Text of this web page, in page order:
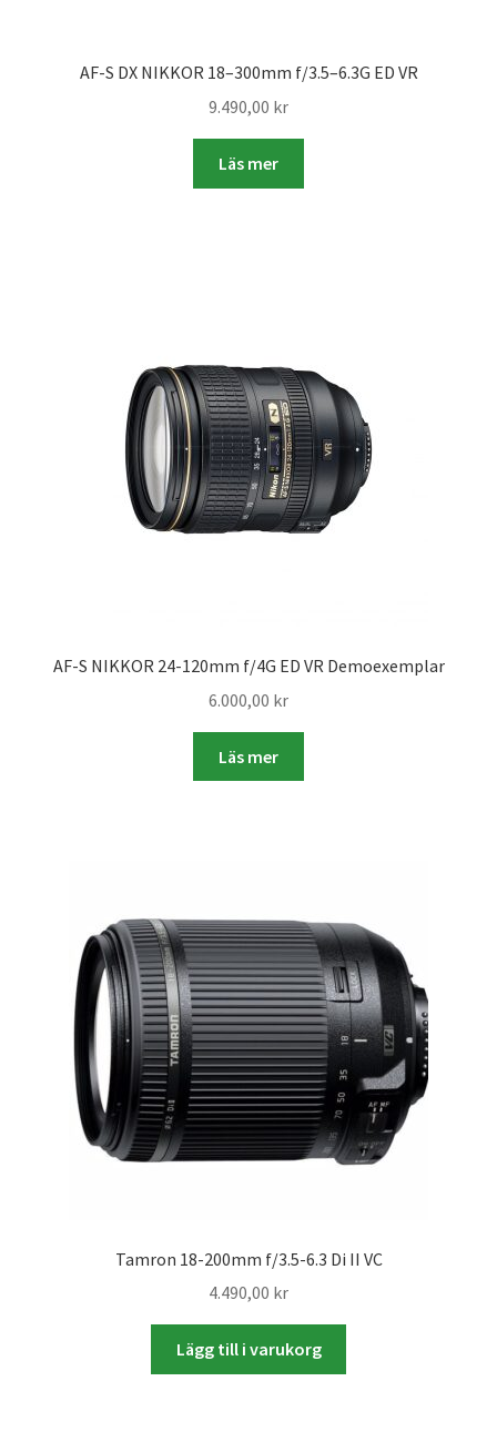
Videoöverföring / Smalfilm
Rädda dina raderade bilder
Skyltmaterial / Gatupratare
Skolfoto / Idrottsförening
Köpvillkor
Mitt konto
Varukorg
Walters Bloggen
AF-S DX NIKKOR 18–300mm f/3.5–6.3G ED VR
9.490,00 kr
Läs mer
AF-S NIKKOR 24-120mm f/4G ED VR Demoexemplar
6.000,00 kr
Läs mer
Tamron 18-200mm f/3.5-6.3 Di II VC
4.490,00 kr
Lägg till i varukorg